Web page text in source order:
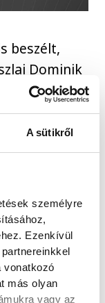
A sütikről
személyre
Ezenkívül
vonatkozó
más olyan
vagy az
beszélt,
Dominik
fog